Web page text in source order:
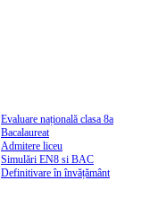
Evaluare națională clasa 8a
Bacalaureat
Admitere liceu
Simulări EN8 si BAC
Definitivare în învățământ